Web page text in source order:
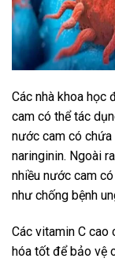
Các nhà khoa học
cam có thể tác
nước cam có
naringinin. Ngoài
nhiều nước cam
như chống bệnh
Các vitamin C cao
hóa tốt để bảo vệ